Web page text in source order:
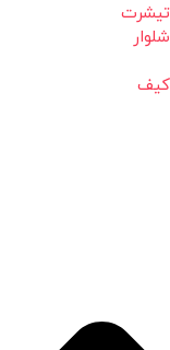
تیشرت
شلوار
کیف